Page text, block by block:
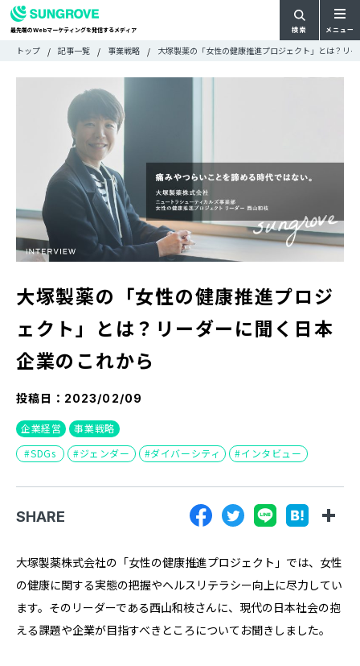
最先端のWebマーケティングを発信するメディア 検索 メニュー
CATEGORY
カテゴリで探す
TAG
タグで探す
WRITER
ライターで探す
FEATURE
特集
MOVIE
動画
DOCUMENT
『SUNGROVE』について
利用規約
広告掲載に関する規約
特定商取引法に基づく表記
検
検
トップ 記事一覧 事業戦略 大塚製薬の「女性の健康推進プロジェクト」とは？リ
大塚製薬の「女性の健康推進プロジ
ェクト」とは？リーダーに聞く日本
企業のこれから
投稿日： 2023/02/09
企業経営
事業戦略
SDGs
ジェンダー ダイバーシティ インタビュー
SHARE
大塚製薬株式会社の「女性の健康推進プロジェクト」では、女性
の健康に関する実態の把握やヘルスリテラシー向上に尽力してい
ます。そのリーダーである西山和枝さんに、現代の日本社会の抱
える課題や企業が目指すべきところについてお聞きしました。